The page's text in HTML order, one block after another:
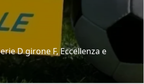
D girone F, Eccellenza e